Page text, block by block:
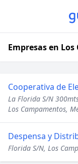
Empresas en
Cooperativa de
La Florida S/N
Los Campamentos,
Florida S/N, Los